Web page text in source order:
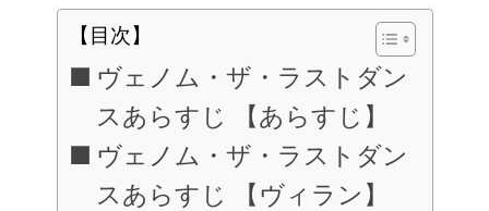
【目次】
ヴェノム・ザ・ラストダン
スあらすじ 【あらすじ】
ヴェノム・ザ・ラストダン
スあらすじ 【ヴィラン】